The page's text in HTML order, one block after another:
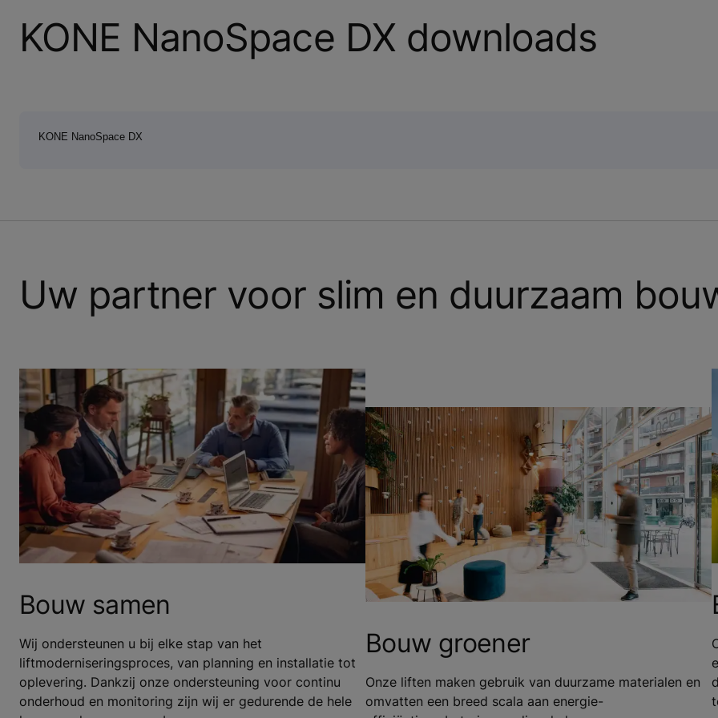
KONE NanoSpace DX downloads
KONE NanoSpace DX
Uw partner voor slim en duurzaam
Bouw samen
Wij ondersteunen u bij elke stap van het
liftmoderniseringsproces, van planning en installatie tot
oplevering. Dankzij onze ondersteuning voor continu
onderhoud en monitoring zijn wij er gedurende de hele
Bouw groener
Onze liften maken gebruik van duurzame materialen en
omvatten een breed scala aan energie-